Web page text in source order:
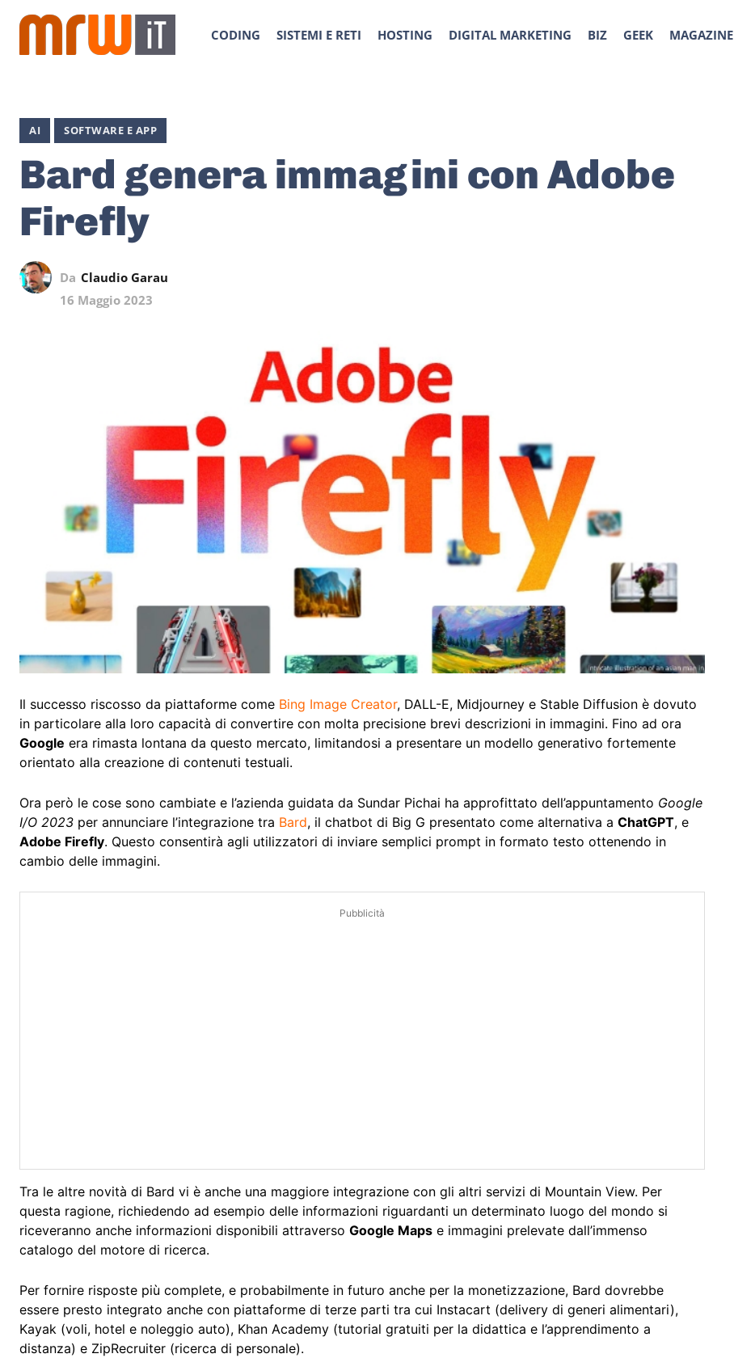
CODING SISTEMI E RETI HOSTING DIGITAL MARKETING BIZ GEEK MAGAZINE
AI SOFTWARE E APP
Bard genera immagini con Adobe
Firefly
Da Claudio Garau
16 Maggio 2023
Il successo riscosso da piattaforme come Bing Image Creator, DALL-E, Midjourney e Stable Diffusion è dovuto
in particolare alla loro capacità di convertire con molta precisione brevi descrizioni in immagini. Fino ad ora
Google era rimasta lontana da questo mercato, limitandosi a presentare un modello generativo fortemente
orientato alla creazione di contenuti testuali.
Ora però le cose sono cambiate e l’azienda guidata da Sundar Pichai ha approfittato dell’appuntamento Google
I/O 2023 per annunciare l’integrazione tra Bard, il chatbot di Big G presentato come alternativa a ChatGPT, e
Adobe Firefly. Questo consentirà agli utilizzatori di inviare semplici prompt in formato testo ottenendo in
cambio delle immagini.
Pubblicità
Tra le altre novità di Bard vi è anche una maggiore integrazione con gli altri servizi di Mountain View. Per
questa ragione, richiedendo ad esempio delle informazioni riguardanti un determinato luogo del mondo si
riceveranno anche informazioni disponibili attraverso Google Maps e immagini prelevate dall’immenso
catalogo del motore di ricerca.
Per fornire risposte più complete, e probabilmente in futuro anche per la monetizzazione, Bard dovrebbe
essere presto integrato anche con piattaforme di terze parti tra cui Instacart (delivery di generi alimentari),
Kayak (voli, hotel e noleggio auto), Khan Academy (tutorial gratuiti per la didattica e l’apprendimento a
distanza) e ZipRecruiter (ricerca di personale).